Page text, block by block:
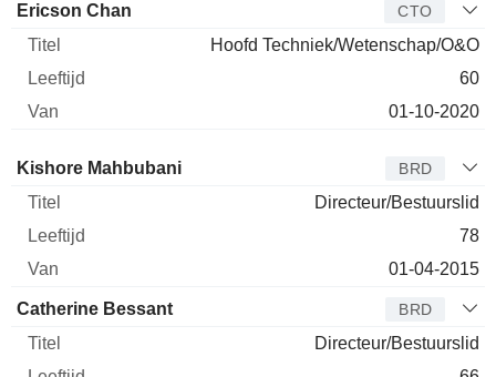
Ericson Chan CTO
Hoofd Techniek/Wetenschap/O&O
60
01-10-2020
Bestuurder Titel Leeftijd
Kishore Mahbubani BRD
Directeur/Bestuurslid
78
01-04-2015
Catherine Bessant BRD
Directeur/Bestuurslid